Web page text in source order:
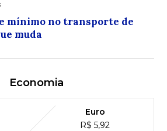
mínimo no transporte de
muda
Economia
Euro
R$ 5,92